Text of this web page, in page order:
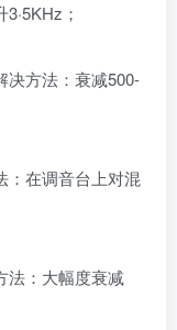
；
方法：衰减500-
在调音台上对混
：大幅度衰减